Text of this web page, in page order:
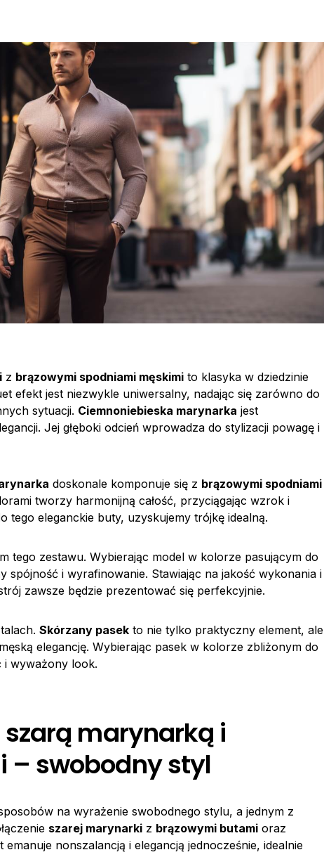
z brązowymi spodniami męskimi to klasyka w dziedzinie
efekt jest niezwykle uniwersalny, nadając się zarówno do
sytuacji. Ciemnoniebieska marynarka jest
Jej głęboki odcień wprowadza do stylizacji powagę i
doskonale komponuje się z brązowymi spodniami
tworzy harmonijną całość, przyciągając wzrok i
tego eleganckie buty, uzyskujemy trójkę idealną.
tego zestawu. Wybierając model w kolorze pasującym do
spójność i wyrafinowanie. Stawiając na jakość wykonania i
zawsze będzie prezentować się perfekcyjnie.
Skórzany pasek to nie tylko praktyczny element, ale
elegancję. Wybierając pasek w kolorze zbliżonym do
i wyważony look.
szarą marynarką i
– swobodny styl
na wyrażenie swobodnego stylu, a jednym z
szarej marynarki z brązowymi butami oraz
nonszalancją i elegancją jednocześnie, idealnie